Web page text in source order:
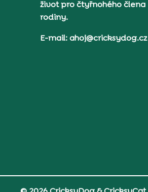
život pro čtyřnohého člena
rodiny.
E-mail: ahoj@cricksydog.cz